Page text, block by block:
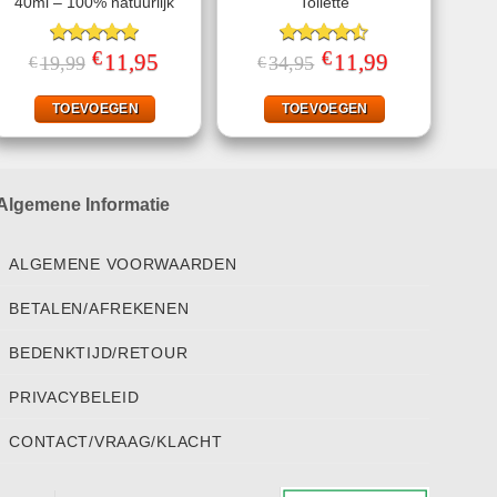
Gewaardeerd
5.00uit 5
€19,99 Oorspronkelijke
prijs
€19,99.
€ 11,95
TOEVOEGEN
Gewaardeerd
4.50uit 5
€34,95 Oorspronkelijke
prijs
€34,95.
€ 11,99Huidige
TOEVOEGEN
Informatie
ALGEMENE VOORWAARDEN
BETALEN/AFREKENEN
BEDENKTIJD/RETOUR
PRIVACYBELEID
CONTACT/VRAAG/KLACHT